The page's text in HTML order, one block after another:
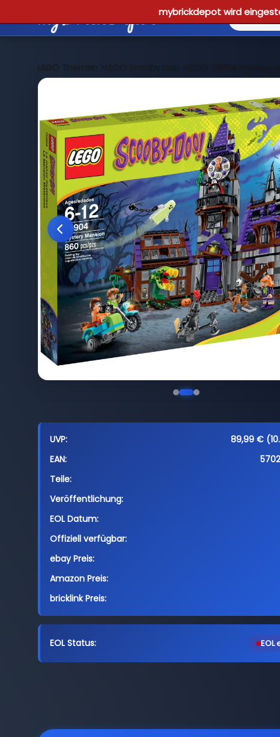
mybrickdepot wird
LEGO Themen >LEGO Scooby Doo >LEGO 75904 Mystery
UVP:
89,99 €
EAN:
Teile:
Veröffentlichung:
EOL Datum:
Offiziell verfügbar:
ebay Preis:
Amazon Preis:
bricklink Preis:
EOL Status: EOL